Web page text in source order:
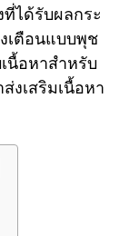
ที่ได้รับผลกระ
เตือนแบบพุช
นื้อหาสำหรับ
งเสริมเนื้อหา